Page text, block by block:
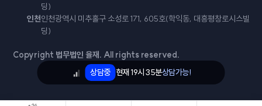
상담중 현재19시 35분상담가능!
딩)
인천인천광역시 미추홀구 소성로 171, 605호(학익동, 대흥평창로시스빌
딩)
Copyright 법무법인 율재. All rights reserved.